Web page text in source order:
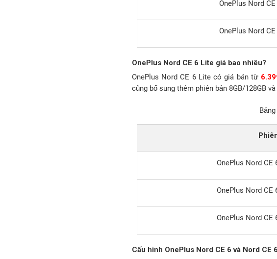
OnePlus Nord CE
OnePlus Nord CE
OnePlus Nord CE 6 Lite giá bao nhiêu?
OnePlus Nord CE 6 Lite có giá bán từ
cũng bổ sung thêm phiên bản 8GB/128GB
OnePlus Nord CE
OnePlus Nord CE
OnePlus Nord CE
Cấu hình OnePlus Nord CE 6 và Nord CE